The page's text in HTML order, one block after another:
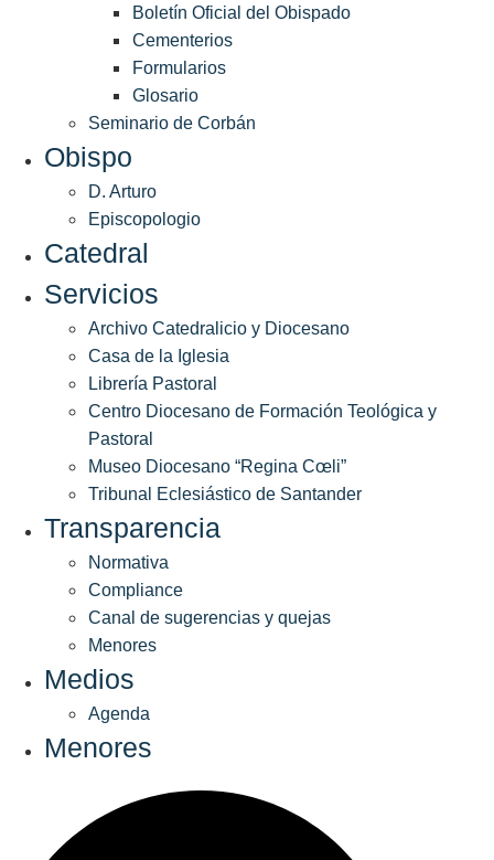
Boletín Oficial del Obispado
Cementerios
Formularios
Glosario
Seminario de Corbán
Obispo
D. Arturo
Episcopologio
Catedral
Servicios
Archivo Catedralicio y Diocesano
Casa de la Iglesia
Librería Pastoral
Centro Diocesano de Formación Teológica y
Pastoral
Museo Diocesano “Regina Cœli”
Tribunal Eclesiástico de Santander
Transparencia
Normativa
Compliance
Canal de sugerencias y quejas
Menores
Medios
Agenda
Menores